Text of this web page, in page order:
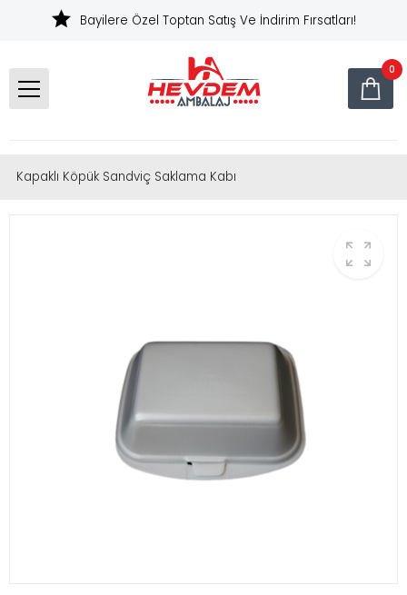
Bayilere Özel Toptan Satış Ve İndirim Fırsatları!
0
Kapaklı Köpük Sandviç Saklama Kabı